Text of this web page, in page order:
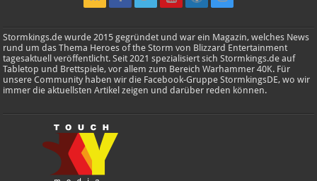
Stormkings.de wurde 2015 gegründet und war ein Magazin, welches News
rund um das Thema Heroes of the Storm von Blizzard Entertainment
tagesaktuell veröffentlicht. Seit 2021 spezialisiert sich Stormkings.de auf
Tabletop und Brettspiele, vor allem zum Bereich Warhammer 40K. Für
unsere Community haben wir die Facebook-Gruppe StormkingsDE, wo wir
immer die aktuellsten Artikel zeigen und darüber reden können.